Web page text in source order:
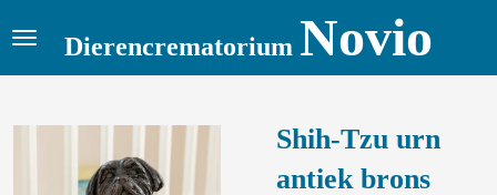
Ga
hoofdinhoud
Dierencrematorium Novio
Shih-Tzu urn
antiek brons